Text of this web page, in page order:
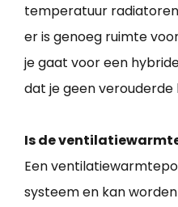
temperatuur
er is genoeg ruimte
je gaat voor een
dat je geen
Is de
Een
systeem en kan